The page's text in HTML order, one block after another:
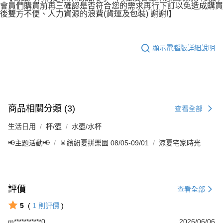
會員們購買前再三確認是否符合您的需求再行下訂以免造成購買
後雙方不便、人力資源的浪費(貨運及包裝) 謝謝!】
顯示電腦版詳細說明
商品相關分類 (3) 查看全部
生活日用 杯/壺 水壺/水杯
📢主題活動📢 🎇繽紛夏拼樂園 08/05-09/01 涼夏宅家時光
評價 查看全部
5 ( 1 則評價 )